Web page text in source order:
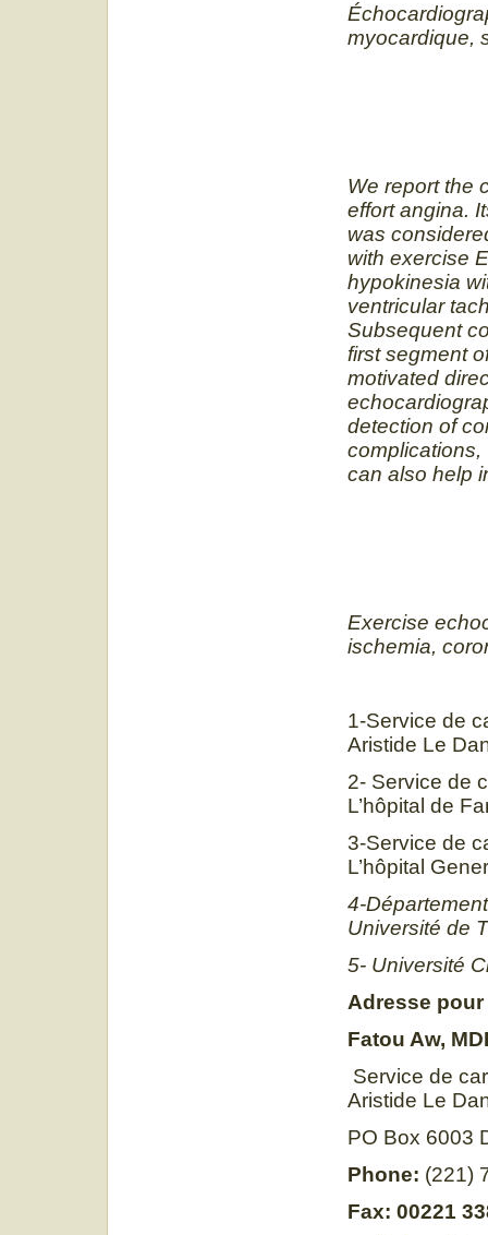
myocardique,
We report the
effort angina.
was
with exercise
hypokinesia
ventricular
Subsequent
first segment
motivated
detection of
complications,
can also help
Exercise
ischemia,
1-Service de
Aristide Le
2- Service de
L’hôpital de
3-Service de
L’hôpital
4-
Université de
5- Université
Adresse
Fatou Aw, MD
Service de
Aristide Le
PO Box 6003
Phone: (221)
Fax: 00221